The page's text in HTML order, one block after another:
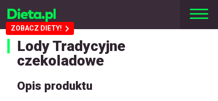
ZOBACZ DIETY!
Lody Tradycyjne
czekoladowe
Opis produktu